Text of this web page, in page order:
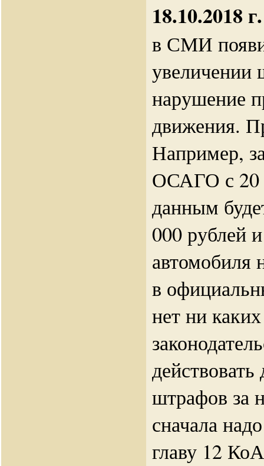
18.10.2018
в СМИ
увеличении
нарушение
движения.
Например,
ОСАГО с 20
данным
000 рублей
автомобиля
в
нет ни
штрафов за
сначала
главу 12